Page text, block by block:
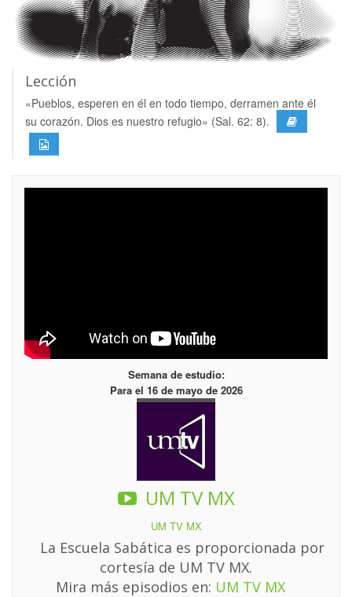
Lección
«Pueblos, esperen en él en todo tiempo, derramen ante él
su corazón. Dios es nuestro refugio» (Sal. 62: 8).
Semana de estudio:
Para el 16 de mayo de 2026
UM TV MX
UM TV MX
La Escuela Sabática es proporcionada por
cortesía de UM TV MX.
Mira más episodios en: UM TV MX